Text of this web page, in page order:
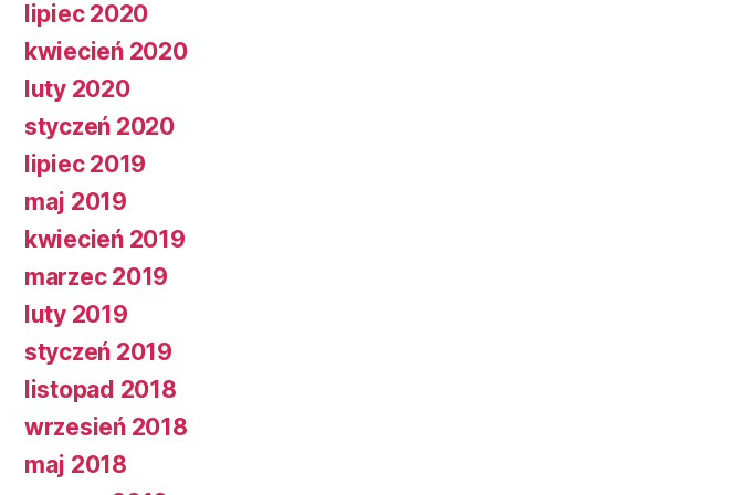
lipiec 2020
kwiecień 2020
luty 2020
styczeń 2020
lipiec 2019
maj 2019
kwiecień 2019
marzec 2019
luty 2019
styczeń 2019
listopad 2018
wrzesień 2018
maj 2018